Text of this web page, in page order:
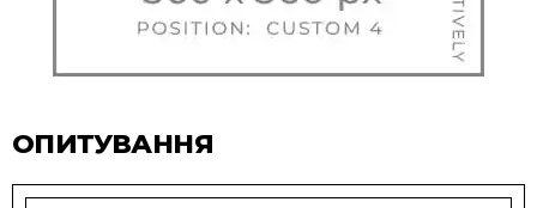
ОПИТУВАННЯ